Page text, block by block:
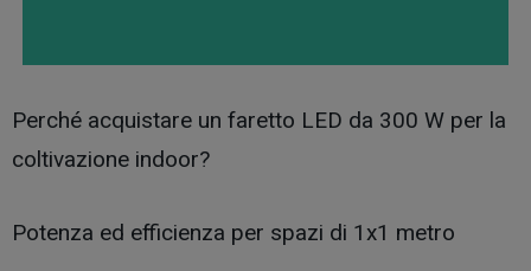
Perché acquistare un faretto LED da 300 W per la
coltivazione indoor?
Potenza ed efficienza per spazi di 1x1 metro